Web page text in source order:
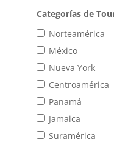
Categorías de
Norteamérica
México
Nueva York
Centroamérica
Panamá
Jamaica
Suramérica